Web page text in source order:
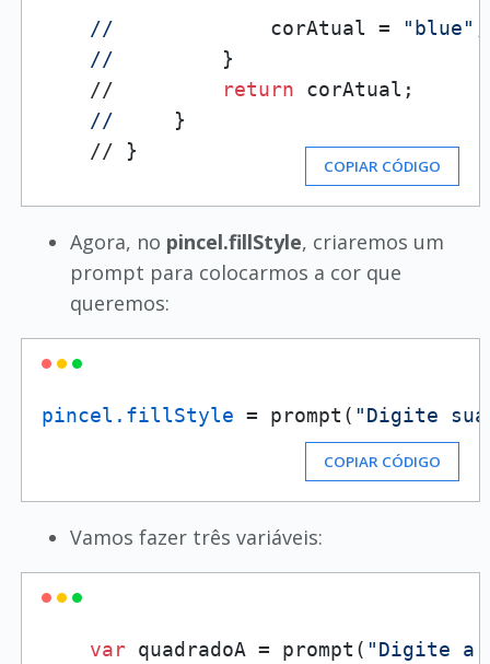
//
             corAtual =
"blue"
//
         }
    //
return corAtual;
//
     }
    // }
COPIAR CÓDIGO
Agora, no pincel.fillStyle, criaremos um
prompt para colocarmos a cor que
queremos:
pincel.fillStyle = prompt( "Digite
COPIAR CÓDIGO
Vamos fazer três variáveis:
var quadradoA = prompt( "Digite a